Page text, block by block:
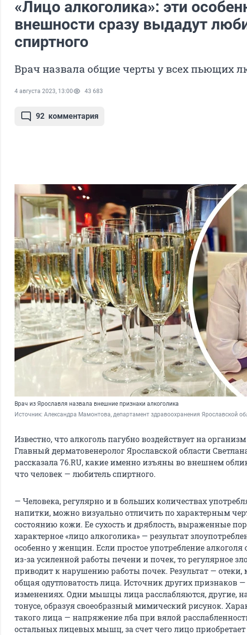
«Лицо алкоголика»: эти
внешности сразу выдадут
спиртного
Врач назвала общие черты у всех пьющих
4 августа 2023, 13:00 43 683
92 комментария
Врач из Ярославля назвала внешние признаки алкоголика
Источник: Александра Мамонтова, департамент здравоохранения Ярославской
Известно, что алкоголь пагубно воздействует на
Главный дерматовенеролог Ярославской области
рассказала 76.RU, какие именно изъяны во внешнем
что человек — любитель спиртного.
— Человека, регулярно и в больших количествах
напитки, можно визуально отличить по характерным
состоянию кожи. Ее сухость и дряблость, выраженные
характерное «лицо алкоголика» — результат
особенно у женщин. Если простое употребление алкоголя
из-за усиленной работы печени и почек, то регулярное
приводит к нарушению работы почек. Результат —
общая одутловатость лица. Источник других признаков
изменениях. Одни мышцы лица расслабляются, другие,
тонусе, образуя своеобразный мимический рисунок.
такого лица — напряжение лба при вялой
остальных лицевых мышц, за счет чего лицо